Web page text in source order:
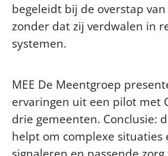
begeleidt bij de overstap
zonder dat zij verdwalen in
systemen.
MEE De Meentgroep
ervaringen uit een pilot met
drie gemeenten. Conclusie:
helpt om complexe situaties